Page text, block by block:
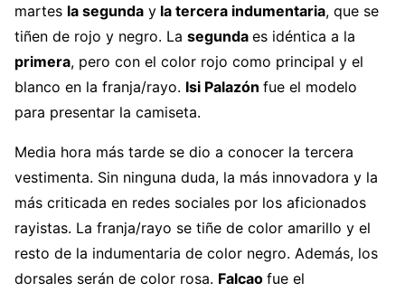
martes la segunda y la tercera indumentaria, que se
tiñen de rojo y negro. La segunda es idéntica a la
primera, pero con el color rojo como principal y el
blanco en la franja/rayo. Isi Palazón fue el modelo
para presentar la camiseta.
Media hora más tarde se dio a conocer la tercera
vestimenta. Sin ninguna duda, la más innovadora y la
más criticada en redes sociales por los aficionados
rayistas. La franja/rayo se tiñe de color amarillo y el
resto de la indumentaria de color negro. Además, los
dorsales serán de color rosa. Falcao fue el